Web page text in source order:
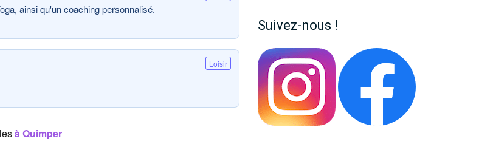
ainsi qu'un coaching personnalisé.
Loisir
à Quimper
Suivez-nous !